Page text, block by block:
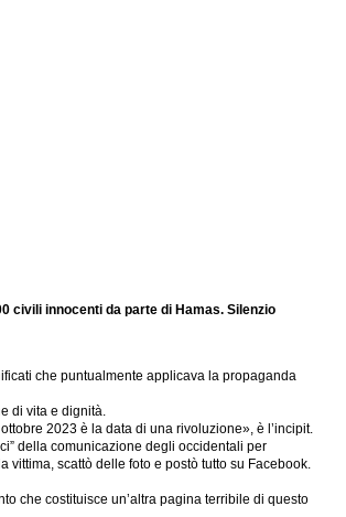
civili innocenti da parte di Hamas. Silenzio
che puntualmente applicava la propaganda
di vita e dignità.
2023 è la data di una rivoluzione», è l’incipit.
della comunicazione degli occidentali per
scattò delle foto e postò tutto su Facebook.
che costituisce un’altra pagina terribile di questo